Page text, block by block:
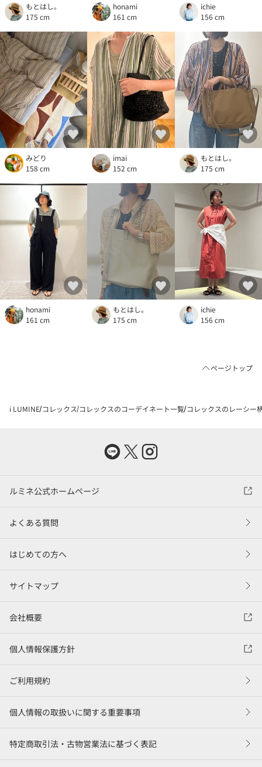
もとはし。
175 cm
honami
161 cm
ichie
156 cm
みどり
158 cm
imai
152 cm
もとはし。
175 cm
honami
161 cm
もとはし。
175 cm
ichie
156 cm
ページトップ
i LUMINE コレックス コレックスのコーデイネート一覧 コレックスのレーシー
ルミネ公式ホームページ
よくある質問
はじめての方へ
サイトマップ
会社概要
個人情報保護方針
ご利用規約
個人情報の取扱いに関する重要事項
特定商取引法・古物営業法に基づく表記